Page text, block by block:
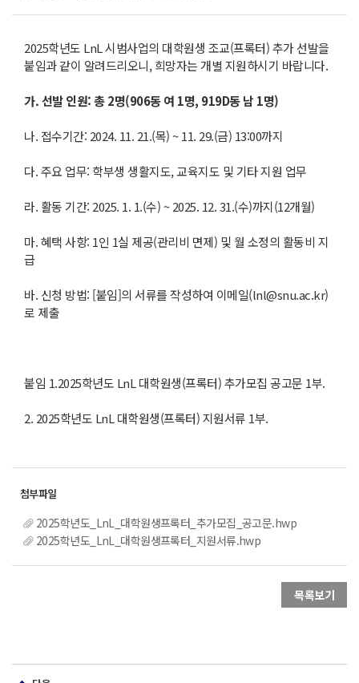
2025학년도 LnL 시범사업의 대학원생 조교(프록터) 추가 선발을
붙임과 같이 알려드리오니, 희망자는 개별 지원하시기 바랍니다.
가.선발 인원:총2명(906동 여 1명, 919D동 남 1명)
나. 접수기간: 2024. 11. 21.(목) ~ 11. 29.(금) 13:00까지
다. 주요 업무: 학부생 생활지도, 교육지도 및 기타 지원 업무
라. 활동 기간: 2025. 1. 1.(수) ~ 2025. 12. 31.(수)까지(12개월)
마. 혜택 사항: 1인 1실 제공(관리비 면제) 및 월 소정의 활동비 지
급
바. 신청 방법: [붙임]의 서류를 작성하여 이메일(lnl@snu.ac.kr)
로 제출
붙임 1.2025학년도 LnL 대학원생(프록터) 추가모집 공고문 1부.
2. 2025학년도 LnL 대학원생(프록터) 지원서류 1부.
2025학년도_LnL_대학원생프록터_추가모집_공고문.hwp
2025학년도_LnL_대학원생프록터_지원서류.hwp
목록보기